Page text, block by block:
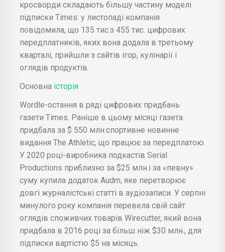
кросворди складають більшу частину моделі
підписки Times: у листопаді компанія
повідомила, що 135 тис.з 455 тис. цифрових
передплатників, яких вона додала в третьому
кварталі, прийшли з сайтів ігор, кулінарії і
оглядів продуктів.
Основна історія
Wordle-остання в ряді цифрових придбань
газети Times. Раніше в цьому місяці газета
придбала за $ 550 млн.спортивне новинне
видання The Athletic, що працює за передплатою.
У 2020 році-виробника подкастів Serial
Productions приблизно за $25 млн.і за «певну»
суму купила додаток Audm, яке перетворює
довгі журналістські статті в аудіозаписи. У серпні
минулого року компанія перевела свій сайт
оглядів споживчих товарів Wirecutter, який вона
придбала в 2016 році за більш ніж $30 млн., для
підписки вартістю $5 на місяць.